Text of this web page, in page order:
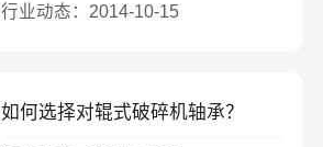
行业动态：2014-10-15
如何选择对辊式破碎机轴承？